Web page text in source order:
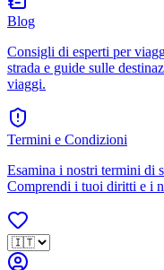
Blog
Consigli di esperti per
strada e guide sulle
viaggi.
Termini e Condizioni
Esamina i nostri termini di
Comprendi i tuoi diritti e i